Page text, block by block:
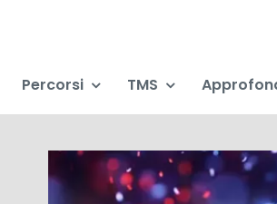
Percorsi
TMS